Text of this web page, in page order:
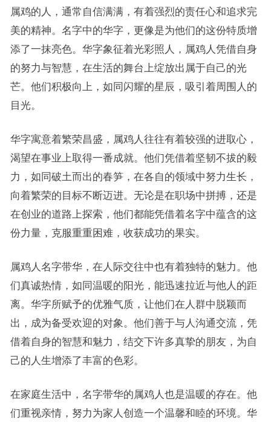
属鸡的人，通常自信满满，有着强烈的责任心和追求完
美的精神。名字中的华字，更像是为他们的这份特质增
添了一抹亮色。华字象征着光彩照人，属鸡人凭借自身
的努力与智慧，在生活的舞台上绽放出属于自己的光
芒。他们积极向上，如同闪耀的星辰，吸引着周围人的
目光。
华字寓意着繁荣昌盛，属鸡人往往有着较强的进取心，
渴望在事业上取得一番成就。他们凭借着坚韧不拔的毅
力，如同破土而出的春笋，在各自的领域中努力生长，
向着繁荣的目标不断迈进。无论是在职场中拼搏，还是
在创业的道路上探索，他们都能凭借着名字中蕴含的这
份力量，克服重重困难，收获成功的果实。
属鸡人名字带华，在人际交往中也有着独特的魅力。他
们真诚热情，如同温暖的阳光，能迅速拉近与他人的距
离。华字所赋予的优雅气质，让他们在人群中脱颖而
出，成为备受欢迎的对象。他们善于与人沟通交流，凭
借着自身的智慧和魅力，结交下许多真挚的朋友，为自
己的人生增添了丰富的色彩。
在家庭生活中，名字带华的属鸡人也是温暖的存在。他
们重视亲情，努力为家人创造一个温馨和睦的环境。华